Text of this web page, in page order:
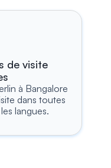
de visite
à Bangalore
dans toutes
langues.